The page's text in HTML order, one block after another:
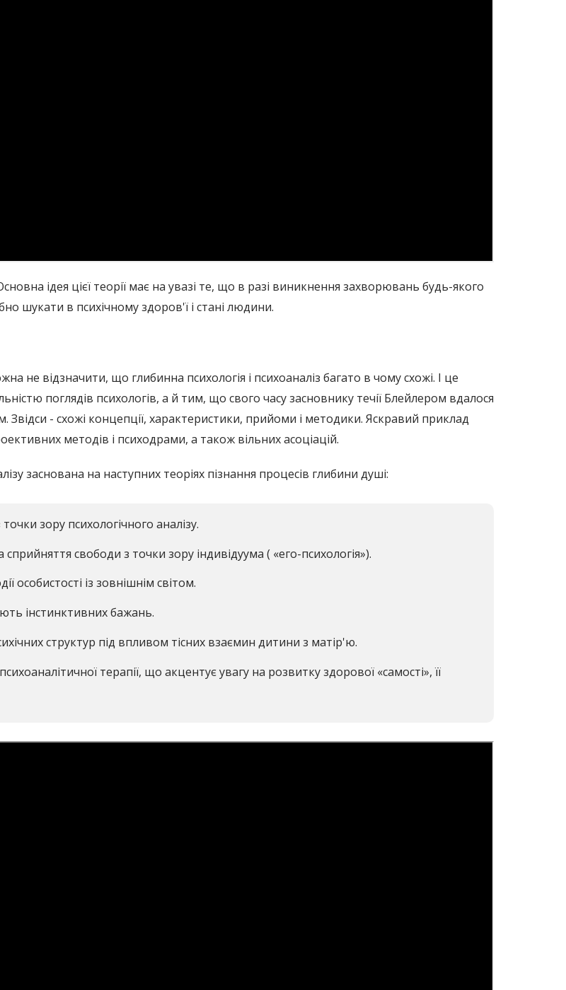
ідея цієї теорії має на увазі те, що в разі виникнення захворювань будь-якого
шукати в психічному здоров'ї і стані людини.
не відзначити, що глибинна психологія і психоаналіз багато в чому схожі. І це
поглядів психологів, а й тим, що свого часу засновнику течії Блейлером вдалося
- схожі концепції, характеристики, прийоми і методики. Яскравий приклад
методів і психодрами, а також вільних асоціацій.
заснована на наступних теоріях пізнання процесів глибини душі:
зору психологічного аналізу.
сприйняття свободи з точки зору індивідуума ( «его-психологія»).
особистості із зовнішнім світом.
інстинктивних бажань.
структур під впливом тісних взаємин дитини з матір'ю.
терапії, що акцентує увагу на розвитку здорової «самості», її